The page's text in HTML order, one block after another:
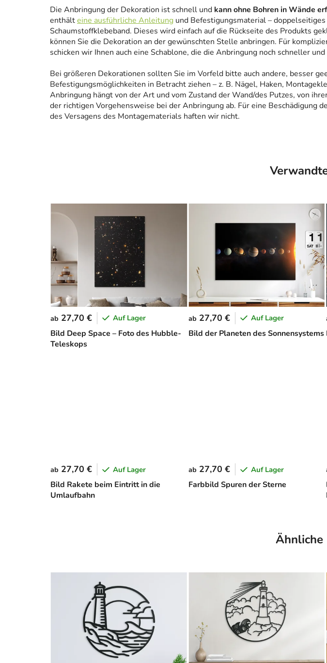
Die Anbringung der Dekoration ist schnell und kann ohne Bohren in Wände
enthälteine ausführliche Anleitung und Befestigungsmaterial – doppelseitiges
Schaumstoffklebeband. Dieses wird einfach auf die Rückseite des Produkts
können Sie die Dekoration an der gewünschten Stelle anbringen. Für
schicken wir Ihnen auch eine Schablone, die die Anbringung noch schneller
Bei größeren Dekorationen sollten Sie im Vorfeld bitte auch andere, besser
Befestigungsmöglichkeiten in Betracht ziehen – z. B. Nägel, Haken,
Anbringung hängt von der Art und vom Zustand der Wand/des Putzes, von
der richtigen Vorgehensweise bei der Anbringung ab. Für eine Beschädigung
des Versagens des Montagematerials haften wir nicht.
Bild Deep Space – Foto des Hubble-
Teleskops
ab 27,70 € Auf Lager
Bild der Planeten des Sonnensystems
ab 27,70 € Auf Lager
Bild Rakete beim Eintritt in die
Umlaufbahn
ab 27,70 € Auf Lager
Farbbild Spuren der Sterne
ab 27,70 € Auf Lager
Ähnliche